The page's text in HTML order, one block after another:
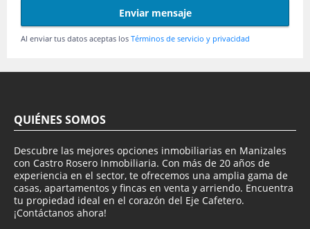
Enviar mensaje
Al enviar tus datos aceptas los Términos de servicio y privacidad
QUIÉNES SOMOS
Descubre las mejores opciones inmobiliarias en Manizales
con Castro Rosero Inmobiliaria. Con más de 20 años de
experiencia en el sector, te ofrecemos una amplia gama de
casas, apartamentos y fincas en venta y arriendo. Encuentra
tu propiedad ideal en el corazón del Eje Cafetero.
¡Contáctanos ahora!